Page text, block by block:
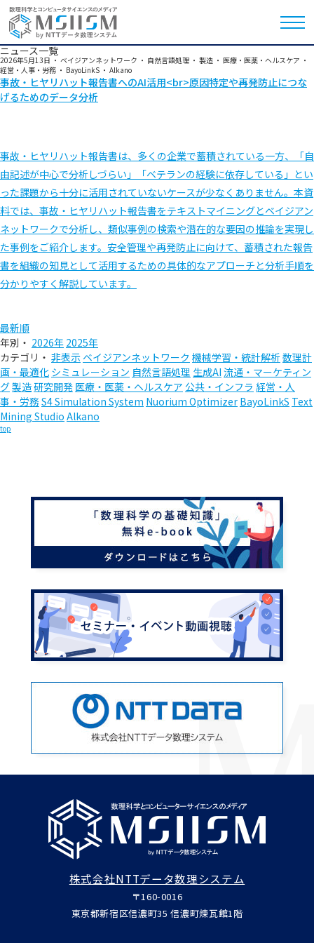
ニュース一覧
2026年5月13日 ・ ベイジアンネットワーク ・ 自然言語処理 ・ 製造 ・ 医療・医薬・ヘルスケア ・
経営・人事・労務 ・ BayoLinkS ・ Alkano
事故・ヒヤリハット報告書へのAI活用<br>原因特定や再発防止につな
げるためのデータ分析
事故・ヒヤリハット報告書は、多くの企業で蓄積されている一方、「自
由記述が中心で分析しづらい」「ベテランの経験に依存している」とい
った課題から十分に活用されていないケースが少なくありません。本資
料では、事故・ヒヤリハット報告書をテキストマイニングとベイジアン
ネットワークで分析し、類似事例の検索や潜在的な要因の推論を実現し
た事例をご紹介します。安全管理や再発防止に向けて、蓄積された報告
書を組織の知見として活用するための具体的なアプローチと分析手順を
分かりやすく解説しています。
最新順
年別・ 2026年 2025年
カテゴリ・ 非表示 ベイジアンネットワーク 機械学習・統計解析数理計
画・最適化 シミュレーション 自然言語処理 生成AI 流通・マーケティン
グ製造研究開発 医療・医薬・ヘルスケア 公共・インフラ 経営・人
事・労務 S4 Simulation System Nuorium Optimizer BayoLinkS Text
Mining Studio Alkano
top
株式会社NTTデータ数理システム
〒160-0016
東京都新宿区信濃町35 信濃町煉瓦館1階